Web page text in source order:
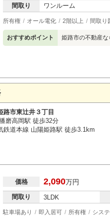
間取り ワンルーム
所有権 オール電化 2階以上 間取り
おすすめポイント 姫路市の不動産
路市東辻井３丁目
磨高岡駅 徒歩32分
鉄道本線 山陽姫路駅 徒歩3.1km
価格 2,090万円
間取り 3LDK
駐車場あり 即入居可 所有権 シス